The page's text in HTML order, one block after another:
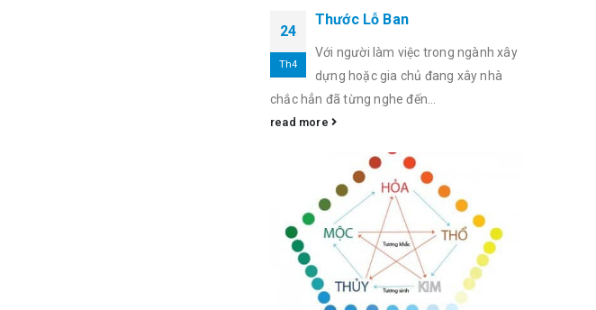
24
Th4
Thước Lỗ Ban
Với người làm việc trong ngành xây
dựng hoặc gia chủ đang xây nhà
chắc hẳn đã từng nghe đến...
read more